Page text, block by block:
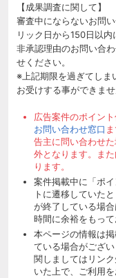
【成果調査に関して】
審査中にならないお問
リック日から150日以内
非承認理由のお問い合
せください。
※上記期限を過ぎてしま
お受けする事ができま
広告案件のポイン
お問い合わせ窓口
告主に問い合わせ
外となります。ま
ります。
案件掲載中に「ポ
トに遷移していた
が終了している場
時間に余裕をもって
本ページの情報は
ている場合がござ
関しましてはリン
いた上で、ご利用を